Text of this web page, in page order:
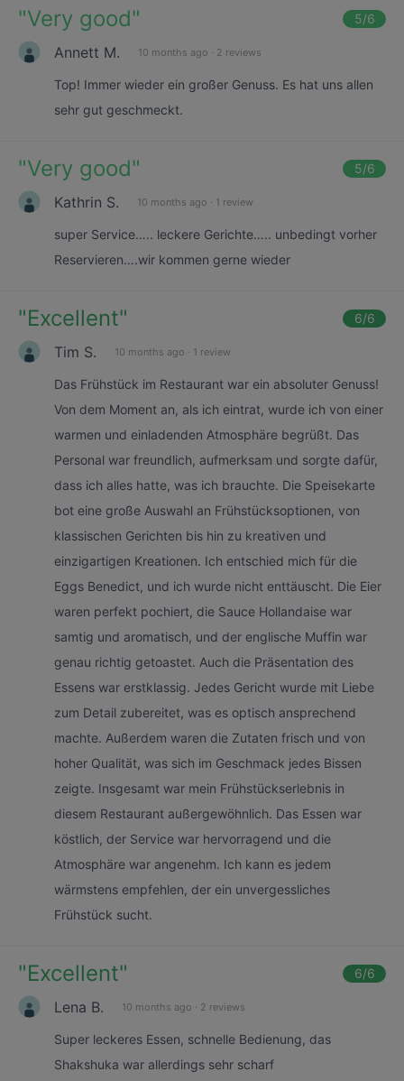
"Very good" 5/6
Annett M. 10 months ago · 2 reviews
Top! Immer wieder ein großer Genuss. Es hat uns allen
sehr gut geschmeckt.
"Very good" 5/6
Kathrin S. 10 months ago · 1 review
super Service….. leckere Gerichte….. unbedingt vorher
Reservieren….wir kommen gerne wieder
"Excellent" 6/6
Tim S. 10 months ago · 1 review
Das Frühstück im Restaurant war ein absoluter Genuss!
Von dem Moment an, als ich eintrat, wurde ich von einer
warmen und einladenden Atmosphäre begrüßt. Das
Personal war freundlich, aufmerksam und sorgte dafür,
dass ich alles hatte, was ich brauchte. Die Speisekarte
bot eine große Auswahl an Frühstücksoptionen, von
klassischen Gerichten bis hin zu kreativen und
einzigartigen Kreationen. Ich entschied mich für die
Eggs Benedict, und ich wurde nicht enttäuscht. Die Eier
waren perfekt pochiert, die Sauce Hollandaise war
samtig und aromatisch, und der englische Muffin war
genau richtig getoastet. Auch die Präsentation des
Essens war erstklassig. Jedes Gericht wurde mit Liebe
zum Detail zubereitet, was es optisch ansprechend
machte. Außerdem waren die Zutaten frisch und von
hoher Qualität, was sich im Geschmack jedes Bissen
zeigte. Insgesamt war mein Frühstückserlebnis in
diesem Restaurant außergewöhnlich. Das Essen war
köstlich, der Service war hervorragend und die
Atmosphäre war angenehm. Ich kann es jedem
wärmstens empfehlen, der ein unvergessliches
Frühstück sucht.
"Excellent" 6/6
Lena B. 10 months ago · 2 reviews
Super leckeres Essen, schnelle Bedienung, das
Shakshuka war allerdings sehr scharf